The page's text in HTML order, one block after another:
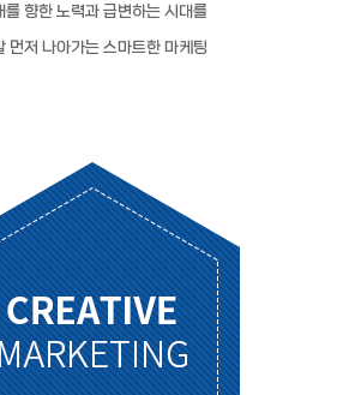
를 향한 노력과 급변하는 시대를
먼저 나아가는 스마트한 마케팅